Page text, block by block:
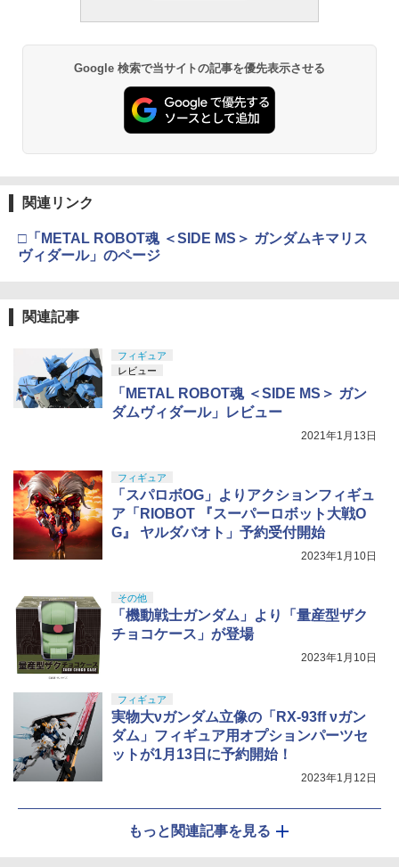
Google 検索で当サイトの記事を優先表示させる
関連リンク
□「METAL ROBOT魂 ＜SIDE MS＞ ガンダムキマリス
ヴィダール」のページ
関連記事
フィギュア
レビュー
「METAL ROBOT魂 ＜SIDE MS＞ ガン
ダムヴィダール」レビュー
2021年1月13日
フィギュア
「スパロボOG」よりアクションフィギュ
ア「RIOBOT 『スーパーロボット大戦O
G』 ヤルダバオト」予約受付開始
2023年1月10日
その他
「機動戦士ガンダム」より「量産型ザク
チョコケース」が登場
2023年1月10日
フィギュア
実物大νガンダム立像の「RX-93ff νガン
ダム」フィギュア用オプションパーツセ
ットが1月13日に予約開始！
2023年1月12日
もっと関連記事を見る